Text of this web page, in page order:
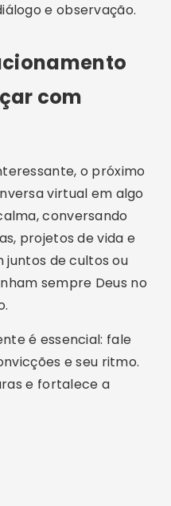
e observação.
com
o próximo
virtual em algo
conversando
projetos de vida e
juntos de cultos ou
sempre Deus no
é essencial: fale
e seu ritmo.
e fortalece a